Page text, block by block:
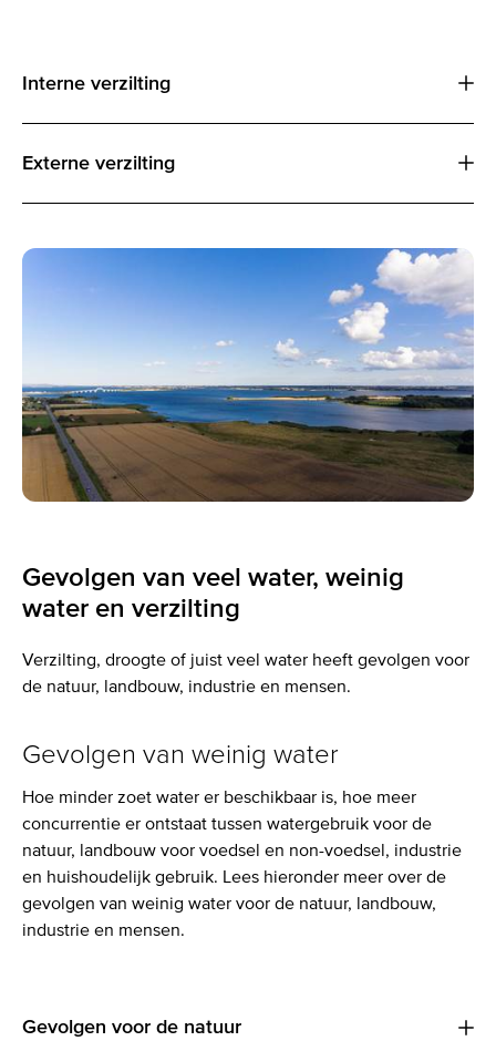
Interne verzilting
Externe verzilting
Gevolgen van veel water, weinig
water en verzilting
Verzilting, droogte of juist veel water heeft gevolgen voor
de natuur, landbouw, industrie en mensen.
Gevolgen van weinig water
Hoe minder zoet water er beschikbaar is, hoe meer
concurrentie er ontstaat tussen watergebruik voor de
natuur, landbouw voor voedsel en non-voedsel, industrie
en huishoudelijk gebruik. Lees hieronder meer over de
gevolgen van weinig water voor de natuur, landbouw,
industrie en mensen.
Gevolgen voor de natuur